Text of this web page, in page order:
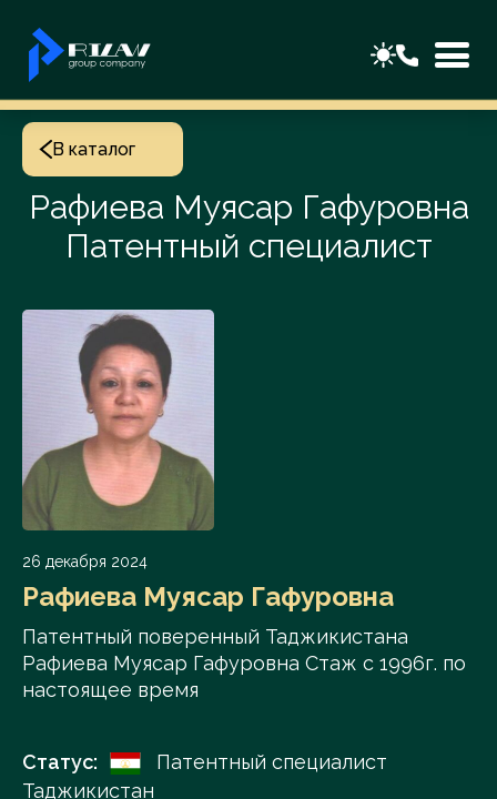
В каталог
Рафиева Муясар Гафуровна
Патентный специалист
26 декабря 2024
Рафиева Муясар Гафуровна
Патентный поверенный Таджикистана
Рафиева Муясар Гафуровна Стаж с 1996г. по
настоящее время
Статус:
Патентный специалист
Таджикистан